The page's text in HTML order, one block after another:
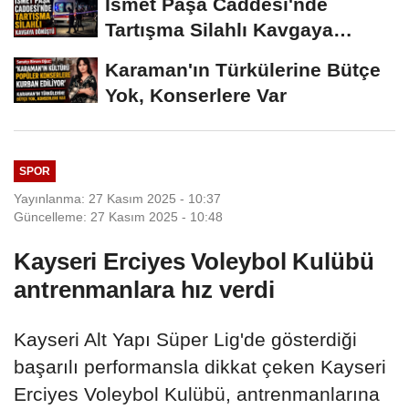
Tartışma Silahlı Kavgaya
Karaman'ın Türkülerine Bütçe
Yok, Konserlere Var
SPOR
Yayınlanma: 27 Kasım 2025 - 10:37
Güncelleme: 27 Kasım 2025 - 10:48
Kayseri Erciyes Voleybol Kulübü
antrenmanlara hız verdi
Kayseri Alt Yapı Süper Lig'de gösterdiği
başarılı performansla dikkat çeken Kayseri
Erciyes Voleybol Kulübü, antrenmanlarına